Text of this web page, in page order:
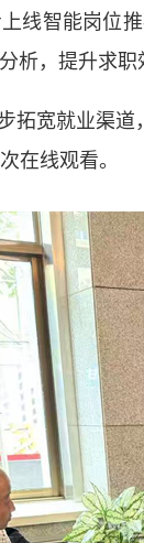
线智能岗位
析，提升求职
宽就业渠道
在线观看。